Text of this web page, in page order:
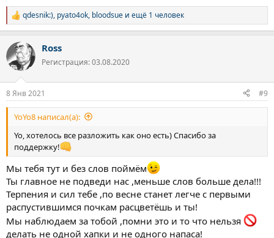
Р
е
к
ц
и
qdesnik:), pyato4ok, bloodsue и ещё 1 человек
Ross
Регистрация: 03.08.2020
8 Янв 2021 #9
YoYo8 написал(а):
Yo, хотелось все разложить как оно есть) Спасибо за
поддержку!
Мы тебя тут и без слов поймём
Ты главное не подведи нас ,меньше слов больше дела!!!
Терпения и сил тебе ,по весне станет легче с первыми
распустившимся почкам расцветёшь и ты!
Мы наблюдаем за тобой ,помни это и то что нельзя
делать не одной хапки и не одного напаса!